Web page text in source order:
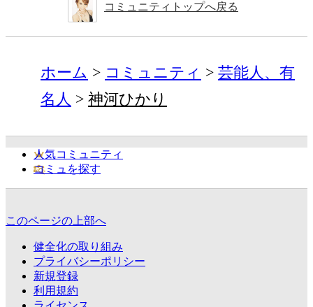
コミュニティトップへ戻る
ホーム コミュニティ
芸能人、有
名人
神河ひかり
人気コミュニティ
コミュを探す
このページの上部へ
健全化の取り組み
プライバシーポリシー
新規登録
利用規約